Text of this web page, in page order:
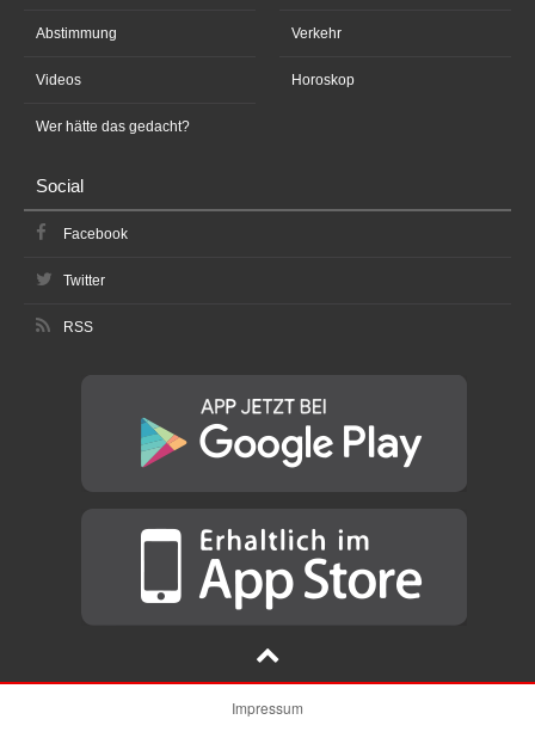
Abstimmung
Videos
Wer hätte das gedacht?
Verkehr
Horoskop
Social
Facebook
Twitter
RSS
Impressum